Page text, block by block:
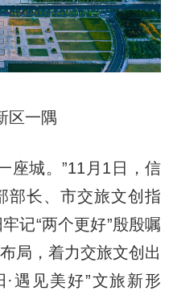
区一隅
城。”11月1日，信
部长、市交旅文创指
记“两个更好”殷殷嘱
局，着力交旅文创出
遇见美好”文旅新形